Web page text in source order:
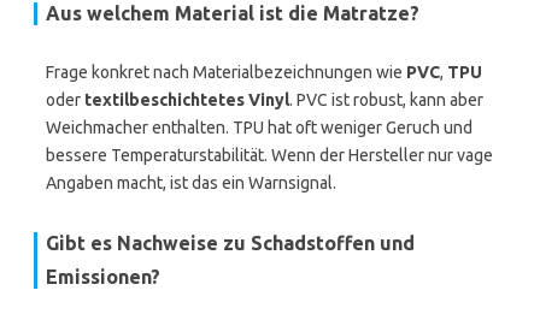
Aus welchem Material ist die Matratze?
Frage konkret nach Materialbezeichnungen wie PVC, TPU
oder textilbeschichtetes Vinyl. PVC ist robust, kann aber
Weichmacher enthalten. TPU hat oft weniger Geruch und
bessere Temperaturstabilität. Wenn der Hersteller nur vage
Angaben macht, ist das ein Warnsignal.
Gibt es Nachweise zu Schadstoffen und
Emissionen?